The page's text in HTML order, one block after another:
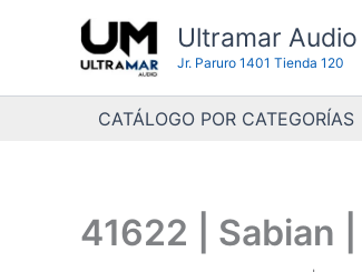
contenido
Ultramar Audio
Jr. Paruro 1401 Tienda 120
CATÁLOGO POR CATEGORÍAS
41622 | Sabian |